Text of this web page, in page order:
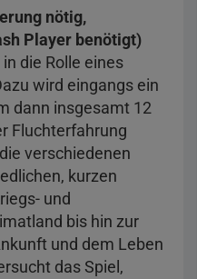
nötig,
Player benötigt)
die Rolle eines
wird eingangs ein
dann insgesamt 12
Fluchterfahrung
verschiedenen
kurzen
und
bis hin zur
und dem Leben
das Spiel,